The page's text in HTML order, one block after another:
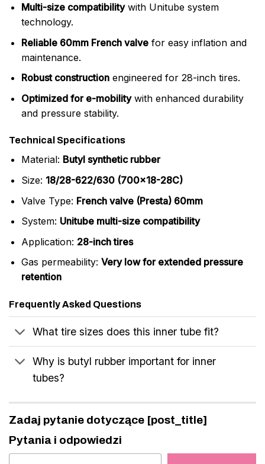
Multi-size compatibilitywith Unitube system
technology.
Reliable 60mm French valvefor easy inflation and
maintenance.
Robust constructionengineered for 28-inch tires.
Optimized for e-mobilitywith enhanced durability
and pressure stability.
Technical Specifications
Material: Butyl synthetic rubber
Size: 18/28-622/630 (700×18-28C)
Valve Type: French valve (Presta) 60mm
System: Unitube multi-size compatibility
Application: 28-inch tires
Gas permeability: Very low for extended pressure
retention
Frequently Asked Questions
What tire sizes does this inner tube fit?
Why is butyl rubber important for inner
tubes?
Zadaj pytanie dotyczące [post_title]
Pytania i odpowiedzi